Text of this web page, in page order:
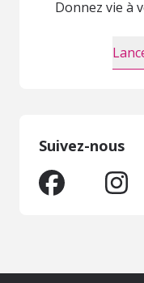
Donnez vie à
Suivez-nous